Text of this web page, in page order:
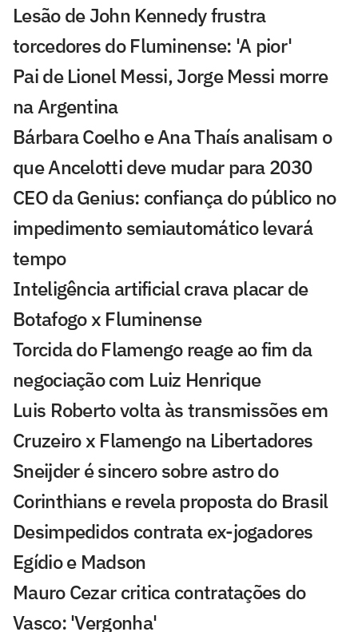
Lesão de John Kennedy frustra
torcedores do Fluminense: 'A pior'
Pai de Lionel Messi, Jorge Messi morre
na Argentina
Bárbara Coelho e Ana Thaís analisam o
que Ancelotti deve mudar para 2030
CEO da Genius: confiança do público no
impedimento semiautomático levará
tempo
Inteligência artificial crava placar de
Botafogo x Fluminense
Torcida do Flamengo reage ao fim da
negociação com Luiz Henrique
Luis Roberto volta às transmissões em
Cruzeiro x Flamengo na Libertadores
Sneijder é sincero sobre astro do
Corinthians e revela proposta do Brasil
Desimpedidos contrata ex-jogadores
Egídio e Madson
Mauro Cezar critica contratações do
Vasco: 'Vergonha'